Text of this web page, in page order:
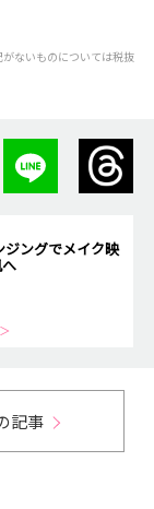
ないものについては税抜
ジングでメイク映
記事